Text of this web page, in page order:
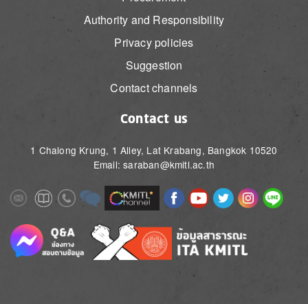
Authority and Responsibility
Privacy policies
Suggestion
Contact channels
Contact us
1 Chalong Krung, 1 Alley, Lat Krabang, Bangkok 10520
Email: saraban@kmitl.ac.th
ImageImageImageImage Image ImageImageImageImageImage
Image Image